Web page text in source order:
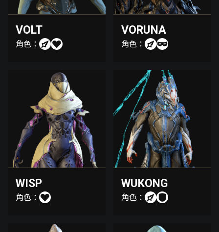
VOLT
角色：
VORUNA
角色：
WISP
角色：
WUKONG
角色：